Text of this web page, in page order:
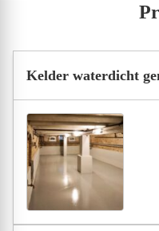
Kelder waterdicht